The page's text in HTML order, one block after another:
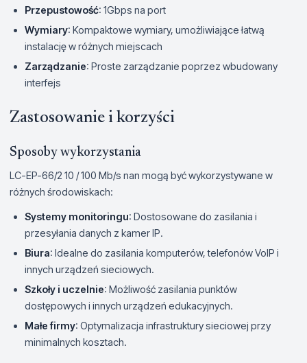
Przepustowość: 1Gbps na port
Wymiary: Kompaktowe wymiary, umożliwiające łatwą
instalację w różnych miejscach
Zarządzanie: Proste zarządzanie poprzez wbudowany
interfejs
Zastosowanie i korzyści
Sposoby wykorzystania
LC-EP-66/2 10 / 100 Mb/s nan mogą być wykorzystywane w
różnych środowiskach:
Systemy monitoringu: Dostosowane do zasilania i
przesyłania danych z kamer IP.
Biura: Idealne do zasilania komputerów, telefonów VoIP i
innych urządzeń sieciowych.
Szkoły i uczelnie: Możliwość zasilania punktów
dostępowych i innych urządzeń edukacyjnych.
Małe firmy: Optymalizacja infrastruktury sieciowej przy
minimalnych kosztach.